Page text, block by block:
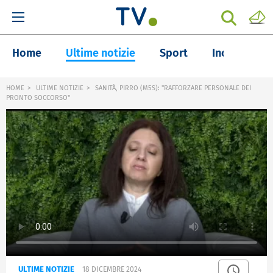
Home Ultime notizie Sport Inchieste
HOME ULTIME NOTIZIE
SANITÀ, PIRRO (M5S): "RAFFORZARE PERSONALE DEI
PRONTO SOCCORSO"
ULTIME NOTIZIE 18 DICEMBRE 2024